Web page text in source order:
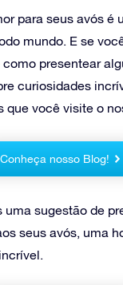
para seus avós é
mundo. E se
presentear
curiosidades
que você visite o
Conheça nosso Blog!
uma sugestão de
seus avós, uma